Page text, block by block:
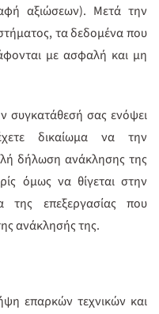
αξιώσεων). Μετά την
τα δεδομένα που
με ασφαλή και μη
συγκατάθεσή σας ενόψει
δικαίωμα να την
δήλωση ανάκλησης της
όμως να θίγεται στην
της επεξεργασίας που
ανάκλησής της.
επαρκών τεχνικών και